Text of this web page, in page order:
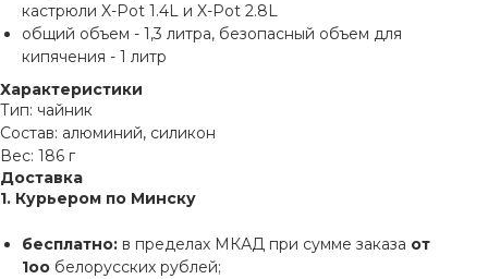
кастрюли X-Pot 1.4L и X-Pot 2.8L
общий объем - 1,3 литра, безопасный объем для
кипячения - 1 литр
Характеристики
Тип: чайник
Состав: алюминий, силикон
Вес: 186 г
Доставка
1. Курьером по Минску
бесплатно: в пределах МКАД при сумме заказа от
1оо белорусских рублей;